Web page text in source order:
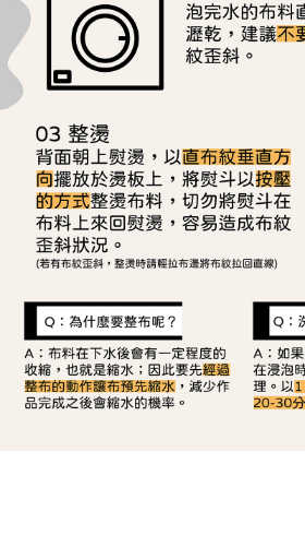
恩沛科技股份有限公司將有權停止該用戶之使